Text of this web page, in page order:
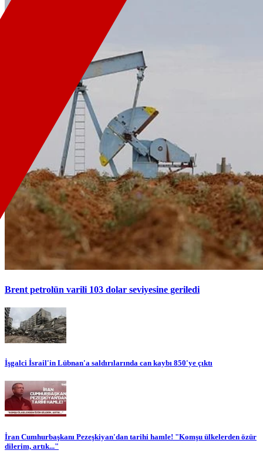
Brent petrolün varili 103 dolar seviyesine geriledi
İşgalci İsrail'in Lübnan'a saldırılarında can kaybı 850'ye çıktı
İran Cumhurbaşkanı Pezeşkiyan'dan tarihi hamle! "Komşu ülkelerden özür
dilerim, artık..."